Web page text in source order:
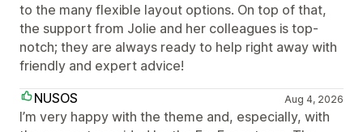
to the many flexible layout options. On top of that,
the support from Jolie and her colleagues is top-
notch; they are always ready to help right away with
friendly and expert advice!
NUSOS
Aug 4, 2026
I’m very happy with the theme and, especially, with